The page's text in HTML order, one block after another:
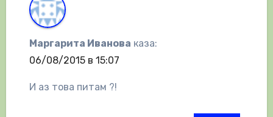
Маргарита Иванова каза:
06/08/2015 в 15:07
И аз това питам ?!